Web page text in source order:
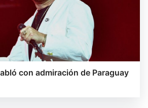
con admiración de Paraguay